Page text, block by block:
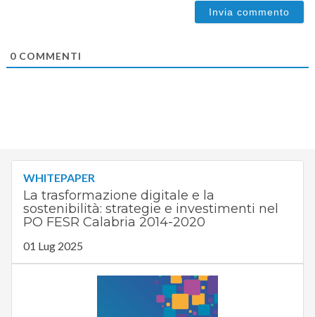
0COMMENTI
WHITEPAPER
La trasformazione digitale e la
sostenibilità: strategie e investimenti nel
PO FESR Calabria 2014-2020
01 Lug 2025